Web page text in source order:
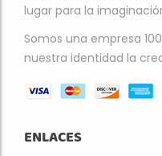
lugar para la
Somos una empresa
nuestra identidad la
ENLACES